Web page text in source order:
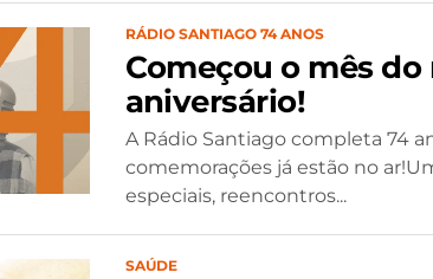
RÁDIO SANTIAGO 74 ANOS
Começou o mês do
aniversário!
A Rádio Santiago completa 74
comemorações já estão no
especiais, reencontros...
SAÚDE